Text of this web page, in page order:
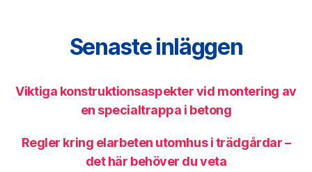
Senaste inläggen
Viktiga konstruktionsaspekter vid montering av
en specialtrappa i betong
Regler kring elarbeten utomhus i trädgårdar –
det här behöver du veta